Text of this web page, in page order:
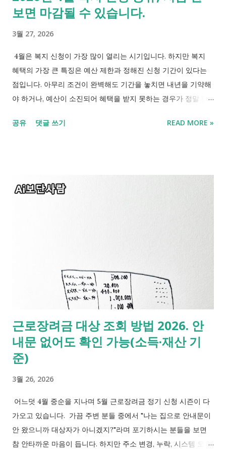
기준 배기량 1,000cc 미만 경차 (모닝, 레이, 캐스퍼 등) 가구 조건
유·경유 리터당 최대 250원 환급 연간 한도 최대 30만 원 2) 어떻
게 신청하나요? 카드 하나만 선택하면 끝입니다. 유류세 환급은
현금으로 직접 입금되는 게 아닙니다. '전용 카드'를 발급받아 주
유할 때마다 금액이 자동으로 차감되어 결제 되는 방식입니다.
본...
보면 마감될 수 있습니다.
3월 27, 2026
4월은 복지 신청이 가장 많이 열리는 시기입니다. 하지만 복지
혜택의 가장 큰 특징은 예산 제한과 정해진 신청 기간이 있다는
점입니다. 아무리 조건이 완벽해도 기간을 놓치면 내년을 기약해
야 하거나, 예산이 소진되어 혜택을 받지 못하는 경우가 정말 많
리했습니다. 2026년 4월 신청해야 할 복지 제도 종류 아래 표에서
늦으면 손해 주거 지원 4~5월 사업별 상이 공고 중요 긴급복지 상
시 상황별 지급 즉시 대응 1. 청년 월세 지원 - 주거비 부담 덜기
하 주택 거주 - 일정 소득(청년 가구 중위소득 60% 이하 등) 및
재산 기준을 충족하는 가구 2) 받을 수 있는 금액 월 최대 20만 원
지원, 최대 12개월 동안 총 240만 원 3) 2026년 주요 일정 - 신청
기간 2026년 3월 30일 ~ 2026년 5월 29일 16:00까지 - 결과 발표
2026년 9월 이후 순차적 지급 시작 꼭 확인하세요. 서류 누락 시
탈락 가능성이 높으니 임대차계약서, 월세 이체 내역 등을 꼼꼼하
게 준비하는 것이 필요합니다. 지자체별 추가 지원 사업과 중복이
- 2026 청년월세 지원사업 신청 방법. 월 20만 원 지원, 청년주거
공유 댓글 쓰기 READ MORE »
근로장려금 대상 조회 방법 2026. 안
내문 없어도 확인 가능(소득·재산 기
준)
3월 26, 2026
어느덧 4월 중순을 지나며 5월 근로장려금 정기 신청 시즌이 다
가오고 있습니다. 가끔 주변 분들 중에서 "나는 집으로 안내문이
안 왔으니까 대상자가 아니겠지?"라며 포기하시는 분들을 보면
참 안타까운 마음이 듭니다. 하지만 주소 변경, 누락, 시스템 오류